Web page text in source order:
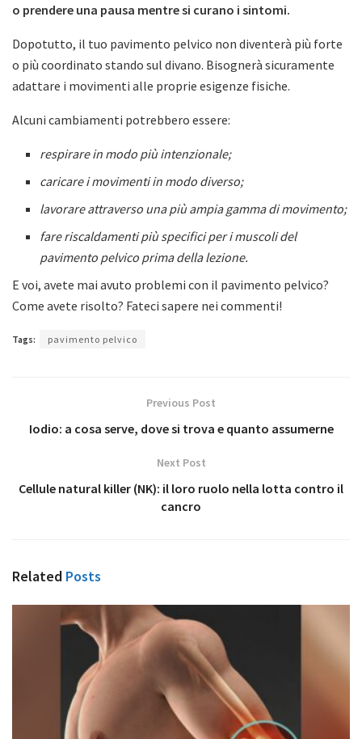
o prendere una pausa mentre si curano i sintomi.
Dopotutto, il tuo pavimento pelvico non diventerà più forte
o più coordinato stando sul divano. Bisognerà sicuramente
adattare i movimenti alle proprie esigenze fisiche.
Alcuni cambiamenti potrebbero essere:
respirare in modo più intenzionale;
caricare i movimenti in modo diverso;
lavorare attraverso una più ampia gamma di movimento;
fare riscaldamenti più specifici per i muscoli del
pavimento pelvico prima della lezione.
E voi, avete mai avuto problemi con il pavimento pelvico?
Come avete risolto? Fateci sapere nei commenti!
Tags: pavimento pelvico
Previous Post
Iodio: a cosa serve, dove si trova e quanto assumerne
Next Post
Cellule natural killer (NK): il loro ruolo nella lotta contro il
cancro
Related Posts